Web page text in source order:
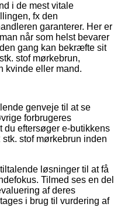
i de mest vitale
fx den
garanterer. Her er
når som helst bevarer
gang kan bekræfte sit
stof mørkebrun,
kvinde eller mand.
genveje til at se
forbrugeres
du eftersøger e-butikkens
stof mørkebrun inden
løsninger til at få
Tilmed ses en del
af deres
i brug til vurdering af